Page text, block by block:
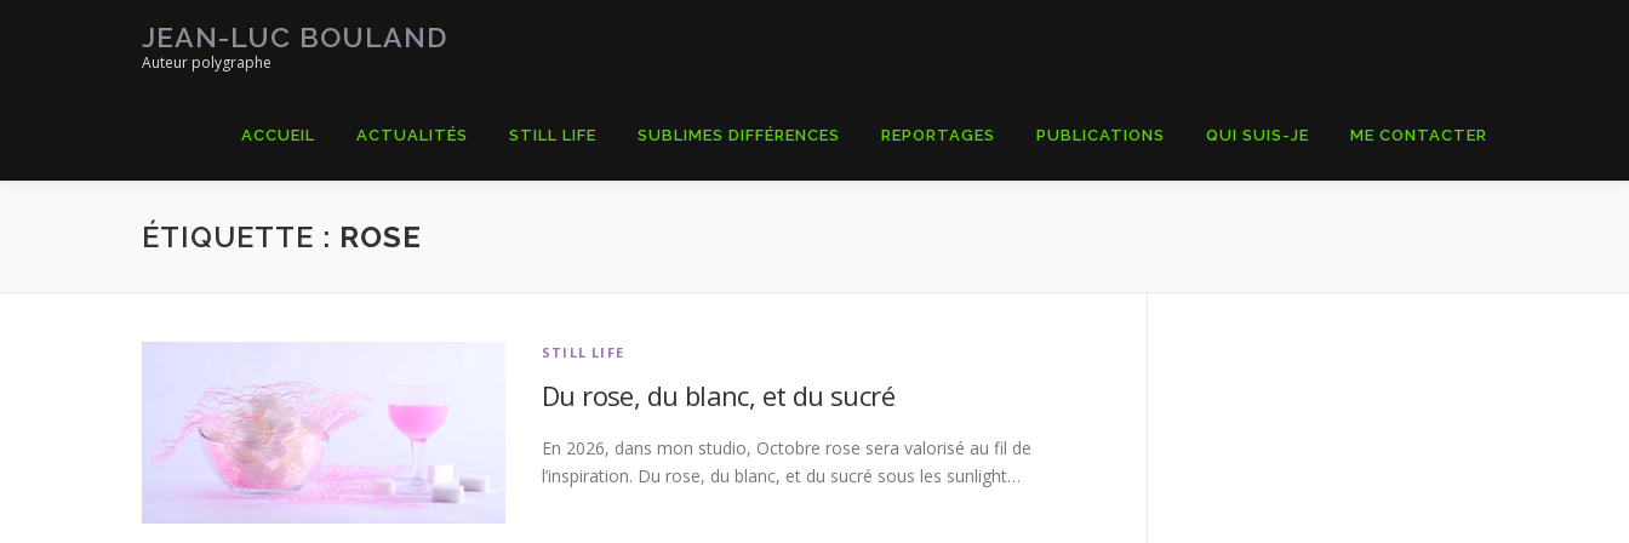
JEAN-LUC BOULAND
Auteur polygraphe
ACCUEIL ACTUALITÉS STILL LIFE SUBLIMES DIFFÉRENCES REPORTAGES PUBLICATIONS QUI SUIS-JE ME CONTACTER
ÉTIQUETTE : ROSE
STILL LIFE
Du rose, du blanc, et du sucré
En 2026, dans mon studio, Octobre rose sera valorisé au fil de
l’inspiration. Du rose, du blanc, et du sucré sous les sunlight…